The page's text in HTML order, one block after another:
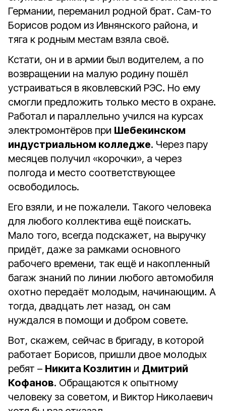
Германии, переманил родной брат. Сам-то
Борисов родом из Ивнянского района, и
тяга к родным местам взяла своё.
Кстати, он и в армии был водителем, а по
возвращении на малую родину пошёл
устраиваться в яковлевский РЭС. Но ему
смогли предложить только место в охране.
Работал и параллельно учился на курсах
электромонтёров при Шебекинском
индустриальном колледже. Через пару
месяцев получил «корочки», а через
полгода и место соответствующее
освободилось.
Его взяли, и не пожалели. Такого человека
для любого коллектива ещё поискать.
Мало того, всегда подскажет, на выручку
придёт, даже за рамками основного
рабочего времени, так ещё и накопленный
багаж знаний по линии любого автомобиля
охотно передаёт молодым, начинающим. А
тогда, двадцать лет назад, он сам
нуждался в помощи и добром совете.
Вот, скажем, сейчас в бригаду, в которой
работает Борисов, пришли двое молодых
ребят – Никита Козлитин и Дмитрий
Кофанов. Обращаются к опытному
человеку за советом, и Виктор Николаевич